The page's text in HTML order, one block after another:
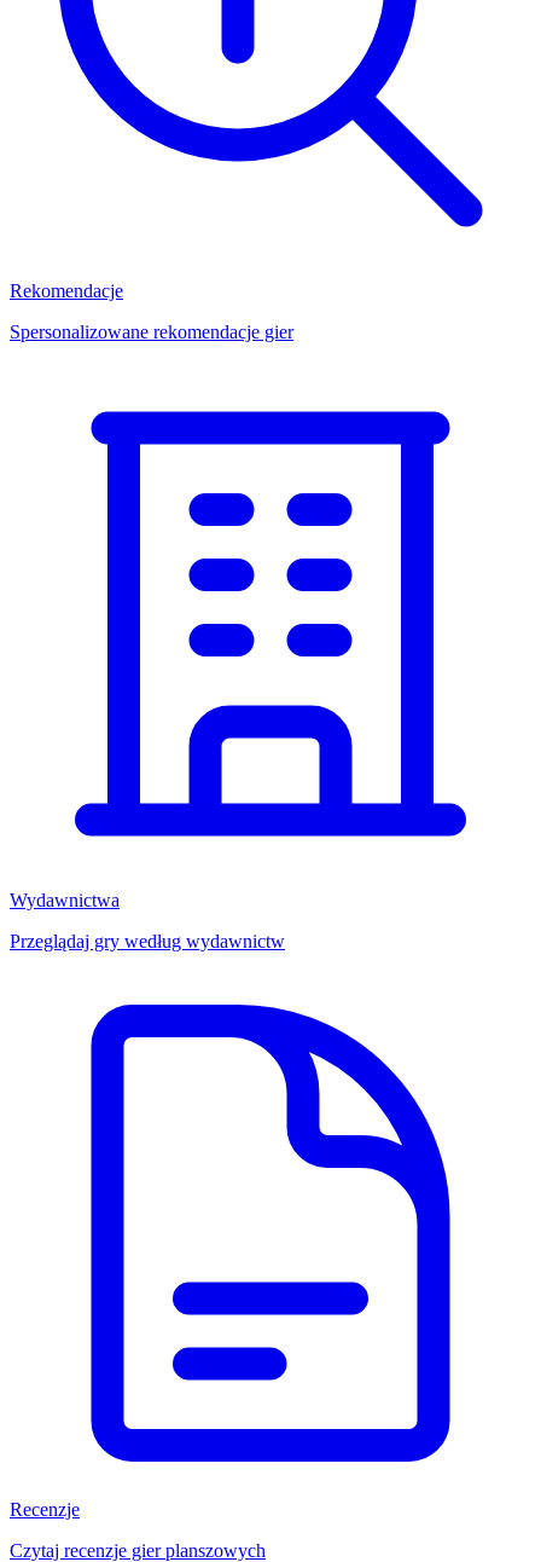
Rekomendacje
Spersonalizowane rekomendacje gier
Wydawnictwa
Przeglądaj gry według wydawnictw
Recenzje
Czytaj recenzje gier planszowych